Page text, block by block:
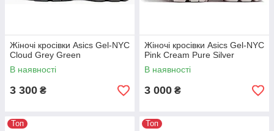
Жіночі кросівки Asics Gel-NYC
Cloud Grey Green
В наявності
3 300 ₴
Жіночі кросівки Asics Gel-NYC
Pink Cream Pure Silver
В наявності
3 000 ₴
Топ Топ